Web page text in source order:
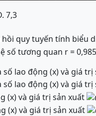
7,3
quy tuyến tính biểu
số tương quan r =
số lao động (x) và giá trị
số lao động (x) và giá trị
(x) và giá trị sản xuất
(x) và giá trị sản xuất